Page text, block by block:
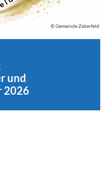
© Gemeinde Zaberfeld
und
2026